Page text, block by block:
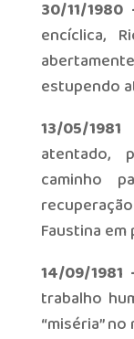
30/11/1980
encíclica,
estupendo
13/05/1981
atentado,
caminho
Faustina
14/09/1981
trabalho
“miséria” no